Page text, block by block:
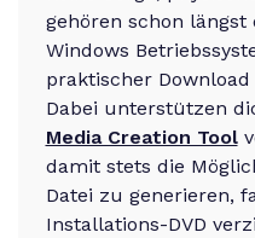
gehören schon längst
Windows
praktischer
Dabei unterstützen
Media Creation Tool
damit stets die
Datei zu generieren,
Installations-DVD